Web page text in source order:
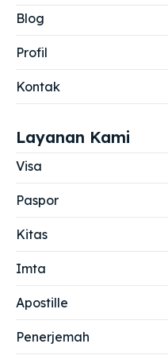
Blog
Profil
Kontak
Layanan Kami
Visa
Paspor
Kitas
Imta
Apostille
Penerjemah